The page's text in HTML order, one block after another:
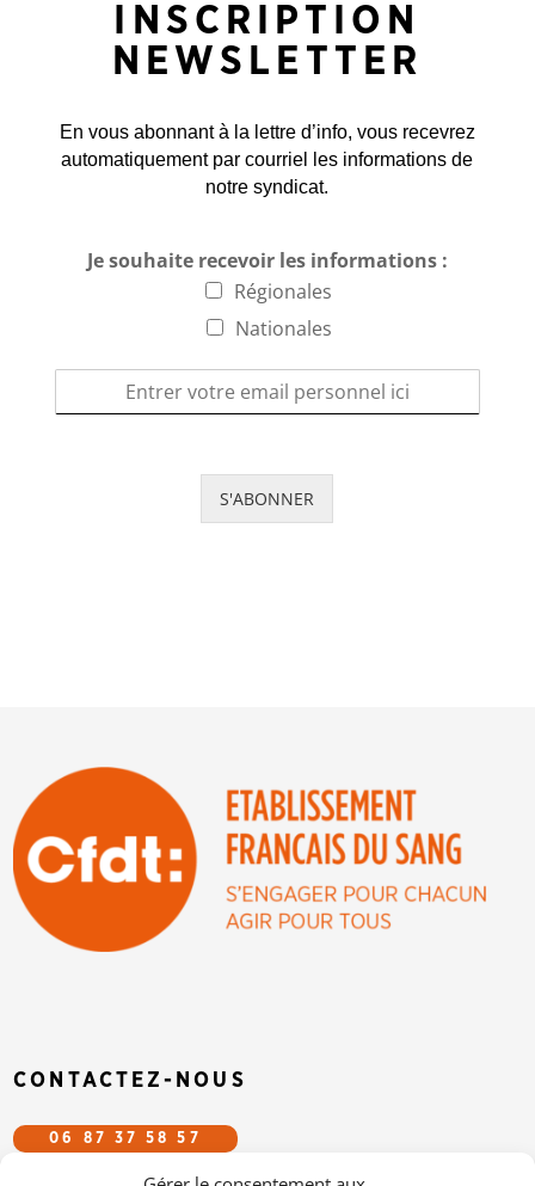
INSCRIPTION
NEWSLETTER
En vous abonnant à la lettre d’info, vous recevrez
automatiquement par courriel les informations de
notre syndicat.
Je souhaite recevoir les informations :
Régionales
Nationales
S'ABONNER
CONTACTEZ-NOUS
06 87 37 58 57